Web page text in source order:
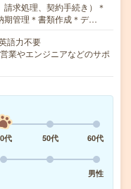
求処理、契約手続き）＊
期管理＊書類作成＊デ…
語力不要
業やエンジニアなどのサポ
代 50代
60代
男性